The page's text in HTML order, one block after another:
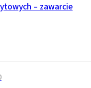
– zawarcie